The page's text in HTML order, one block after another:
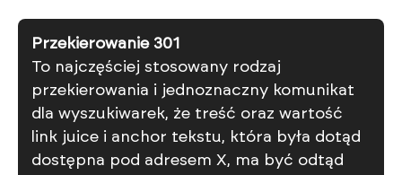
Przekierowanie 301
To najczęściej stosowany rodzaj
przekierowania i jednoznaczny komunikat
dla wyszukiwarek, że treść oraz wartość
link juice i anchor tekstu, która była dotąd
dostępna pod adresem X, ma być odtąd